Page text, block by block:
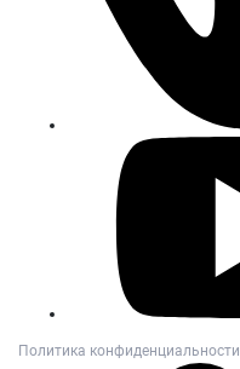
Политика конфиденциальности